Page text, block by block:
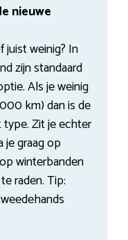
nieuwe
juist weinig? In
zijn standaard
Als je weinig
km) dan is de
Zit je echter
je graag op
winterbanden
raden. Tip: